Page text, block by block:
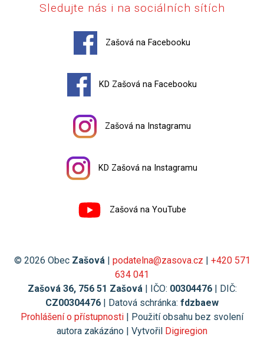
Sledujte nás i na sociálních sítích
Zašová na Facebooku
KD Zašová na Facebooku
Zašová na Instagramu
KD Zašová na Instagramu
Zašová na YouTube
© 2026 Obec Zašová | podatelna@zasova.cz | +420 571
634 041
Zašová 36, 756 51 Zašová | IČO: 00304476| DIČ:
CZ00304476 | Datová schránka: fdzbaew
Prohlášení o přístupnosti | Použití obsahu bez svolení
autora zakázáno | Vytvořil Digiregion